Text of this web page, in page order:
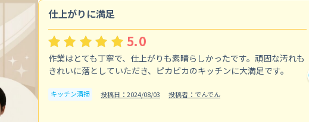
仕上がりに満足
5.0
作業はとても丁寧で、仕上がりも素晴らしかったです。頑固な汚れも
きれいに落としていただき、ピカピカのキッチンに大満足です。
キッチン清掃 投稿日：2024/08/03 投稿者：でんでん